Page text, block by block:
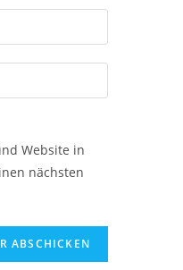
Website in
nächsten